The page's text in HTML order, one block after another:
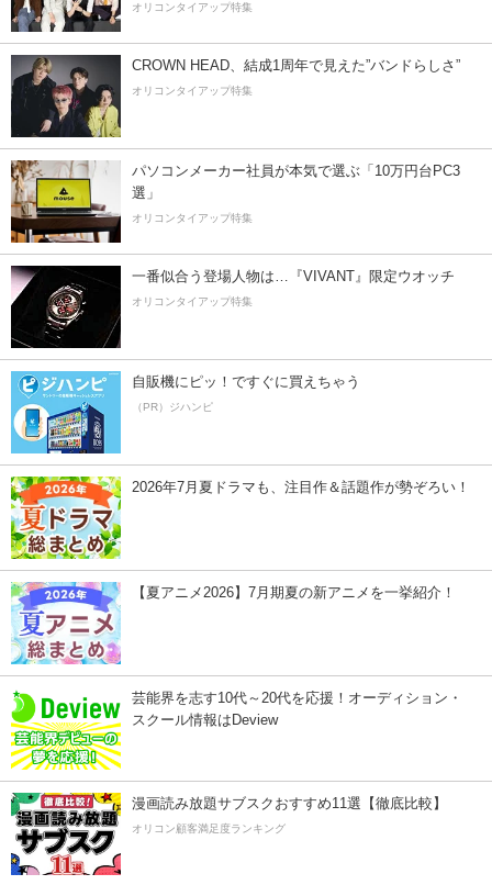
オリコンタイアップ特集
CROWN HEAD、結成1周年で見えた”バンドらしさ”
オリコンタイアップ特集
パソコンメーカー社員が本気で選ぶ「10万円台PC3
選」
オリコンタイアップ特集
一番似合う登場人物は…『VIVANT』限定ウオッチ
オリコンタイアップ特集
自販機にピッ！ですぐに買えちゃう
（PR）ジハンピ
2026年7月夏ドラマも、注目作＆話題作が勢ぞろい！
【夏アニメ2026】7月期夏の新アニメを一挙紹介！
芸能界を志す10代～20代を応援！オーディション・
スクール情報はDeview
漫画読み放題サブスクおすすめ11選【徹底比較】
オリコン顧客満足度ランキング